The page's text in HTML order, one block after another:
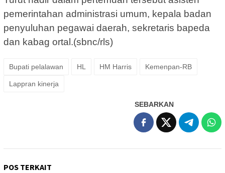
pemerintahan administrasi umum, kepala badan
penyuluhan pegawai daerah, sekretaris bapeda
dan kabag ortal.(sbnc/rls)
Bupati pelalawan HL HM Harris Kemenpan-RB
Lappran kinerja
SEBARKAN
POS TERKAIT